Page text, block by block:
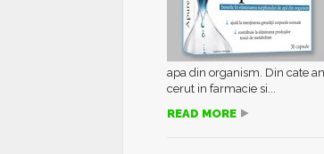
apa din organism. Din cate
cerut in farmacie si...
READ MORE